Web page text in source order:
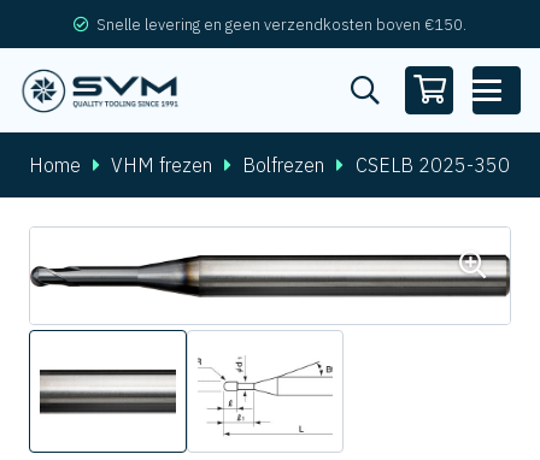
Snelle levering en geen verzendkosten boven €150.
Home VHM frezen Bolfrezen CSELB 2025-350